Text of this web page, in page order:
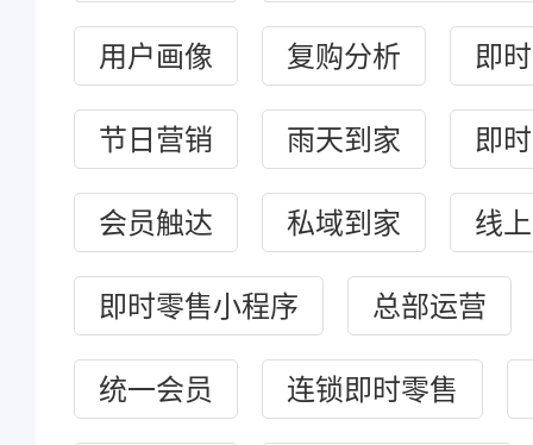
用户画像 复购分析 即
节日营销 雨天到家 即
会员触达 私域到家 线
即时零售小程序 总部运营
统一会员 连锁即时零售